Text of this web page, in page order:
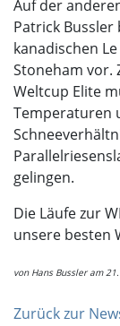
Auf der
Patrick
kanadischen
Stoneham vor.
Weltcup Elite
Temperaturen
gelingen.
Die Läufe zur
unsere besten
von Hans Bussler am
Zurück zur